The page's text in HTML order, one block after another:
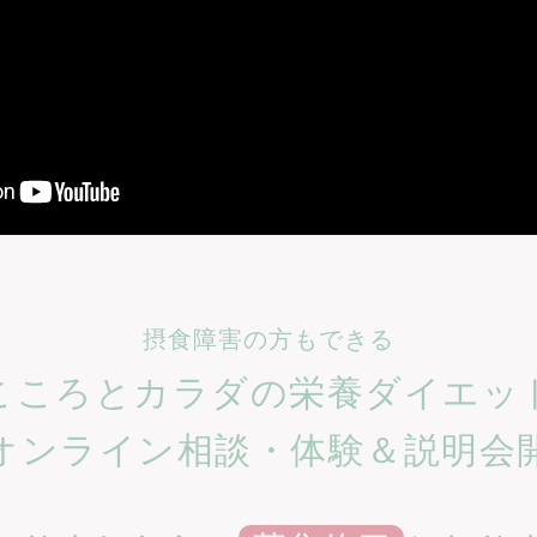
摂食障害の方もできる
ころとカラダの栄養ダイエッ
ンライン相談・体験＆説明会